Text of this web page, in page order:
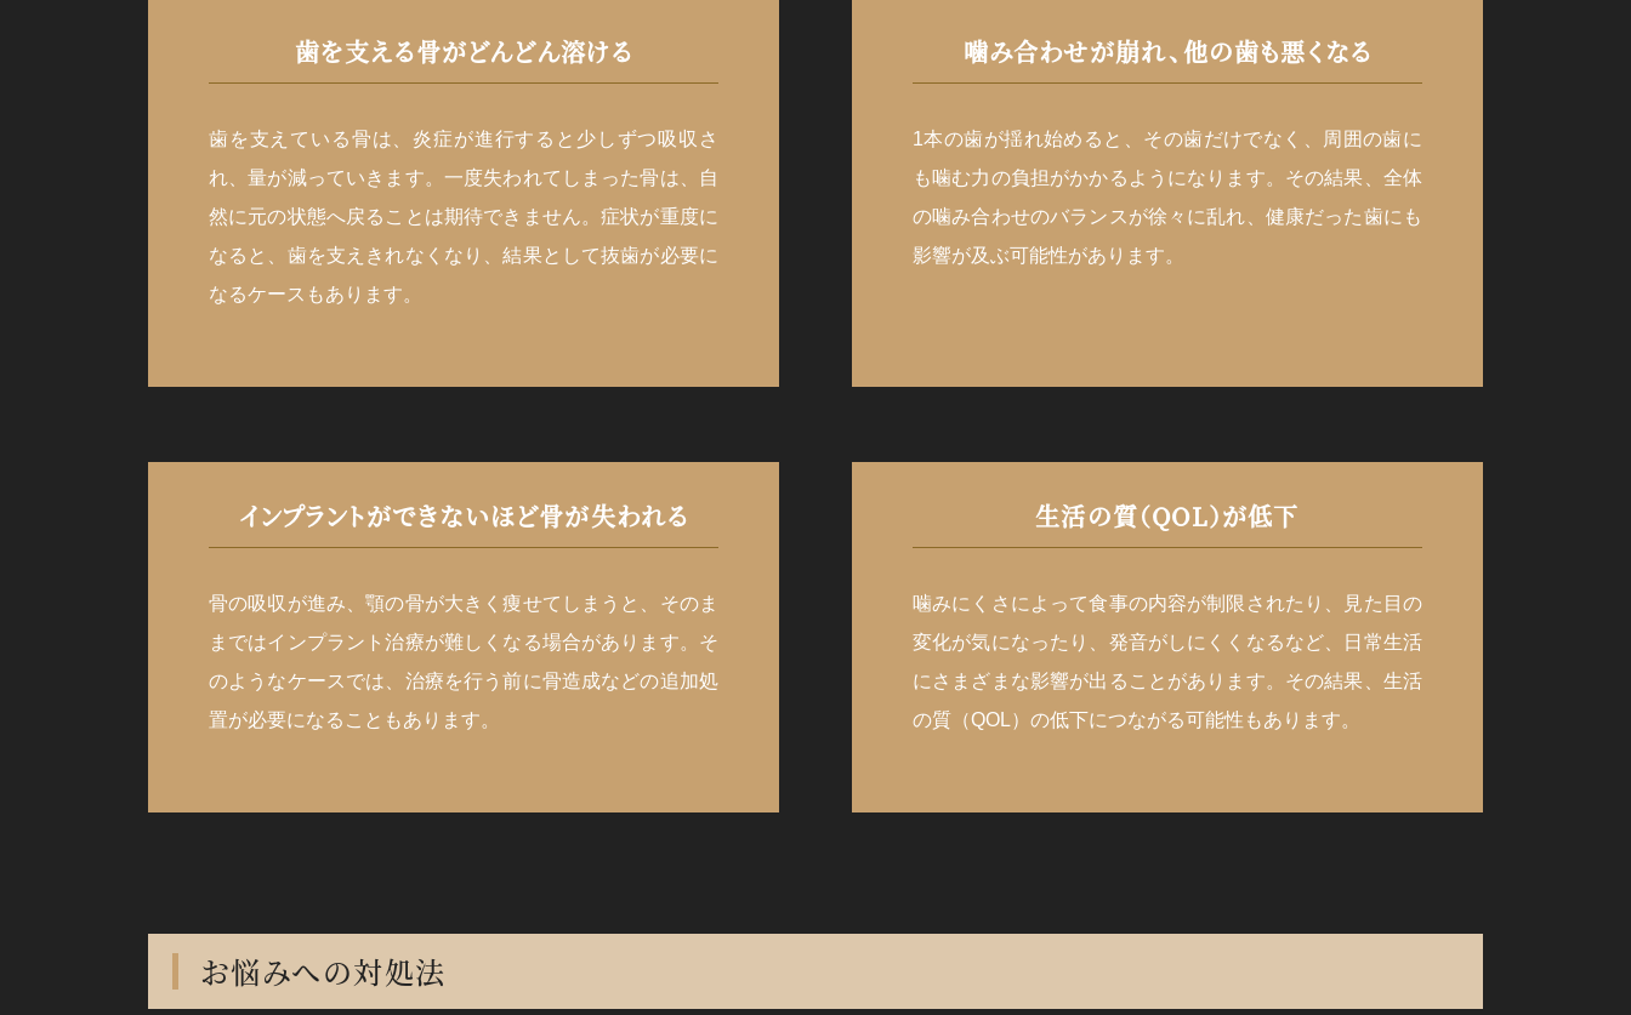
歯を支える骨がどんどん溶ける
歯を支えている骨は、炎症が進行すると少しずつ吸収さ
れ、量が減っていきます。一度失われてしまった骨は、自
然に元の状態へ戻ることは期待できません。症状が重度に
なると、歯を支えきれなくなり、結果として抜歯が必要に
なるケースもあります。
噛み合わせが崩れ、他の歯も悪くなる
1本の歯が揺れ始めると、その歯だけでなく、周囲の歯に
も噛む力の負担がかかるようになります。その結果、全体
の噛み合わせのバランスが徐々に乱れ、健康だった歯にも
影響が及ぶ可能性があります。
インプラントができないほど骨が失われる
骨の吸収が進み、顎の骨が大きく痩せてしまうと、そのま
まではインプラント治療が難しくなる場合があります。そ
のようなケースでは、治療を行う前に骨造成などの追加処
置が必要になることもあります。
生活の質（QOL）が低下
噛みにくさによって食事の内容が制限されたり、見た目の
変化が気になったり、発音がしにくくなるなど、日常生活
にさまざまな影響が出ることがあります。その結果、生活
の質（QOL）の低下につながる可能性もあります。
お悩みへの対処法